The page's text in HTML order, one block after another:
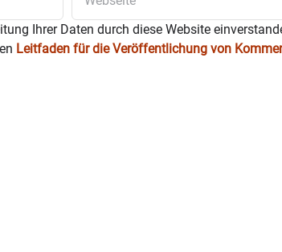
Ihrer Daten durch diese Website
Leitfaden für die Veröffentlichung von